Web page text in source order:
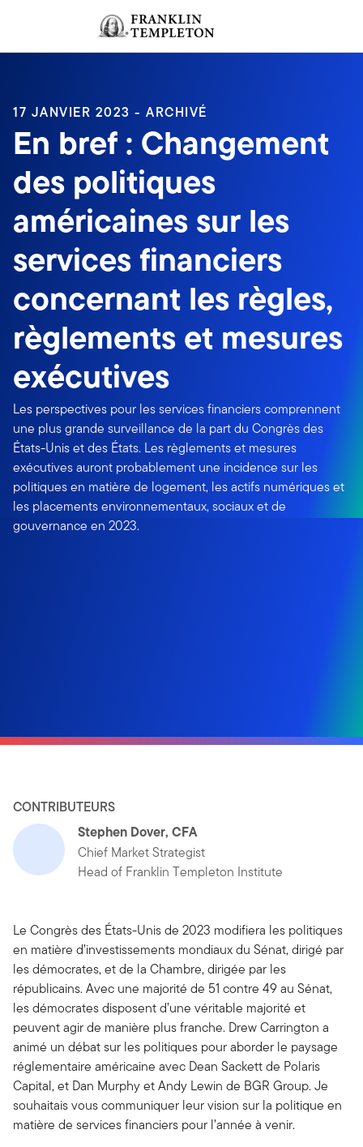
Header menu toggle
Ouverture de session
17 JANVIER 2023 - ARCHIVÉ
En bref : Changement
des politiques
américaines sur les
services financiers
concernant les règles,
règlements et mesures
exécutives
Les perspectives pour les services financiers comprennent
une plus grande surveillance de la part du Congrès des
États-Unis et des États. Les règlements et mesures
exécutives auront probablement une incidence sur les
politiques en matière de logement, les actifs numériques et
les placements environnementaux, sociaux et de
gouvernance en 2023.
CONTRIBUTEURS
Stephen Dover, CFA
Chief Market Strategist
Head of Franklin Templeton Institute
Le Congrès des États-Unis de 2023 modifiera les politiques
en matière d’investissements mondiaux du Sénat, dirigé par
les démocrates, et de la Chambre, dirigée par les
républicains. Avec une majorité de 51 contre 49 au Sénat,
les démocrates disposent d’une véritable majorité et
peuvent agir de manière plus franche. Drew Carrington a
animé un débat sur les politiques pour aborder le paysage
réglementaire américaine avec Dean Sackett de Polaris
Capital, et Dan Murphy et Andy Lewin de BGR Group. Je
souhaitais vous communiquer leur vision sur la politique en
matière de services financiers pour l’année à venir.